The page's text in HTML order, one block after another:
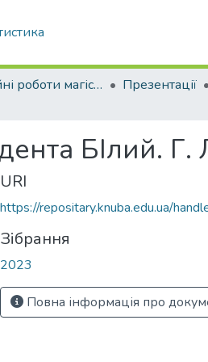
Атестаційні роботи магістрів Презентації
БІлий. Г.
URI
https://repositary.knuba.edu.ua/
Зібрання
2023
Повна інформація про